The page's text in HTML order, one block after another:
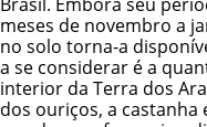
meses de novembro a
no solo torna-a
a se considerar é a
interior da Terra dos
dos ouriços, a castanha